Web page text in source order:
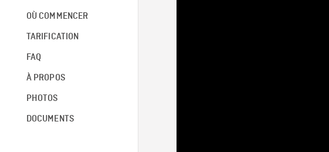
OÙ COMMENCER
TARIFICATION
FAQ
À PROPOS
PHOTOS
DOCUMENTS